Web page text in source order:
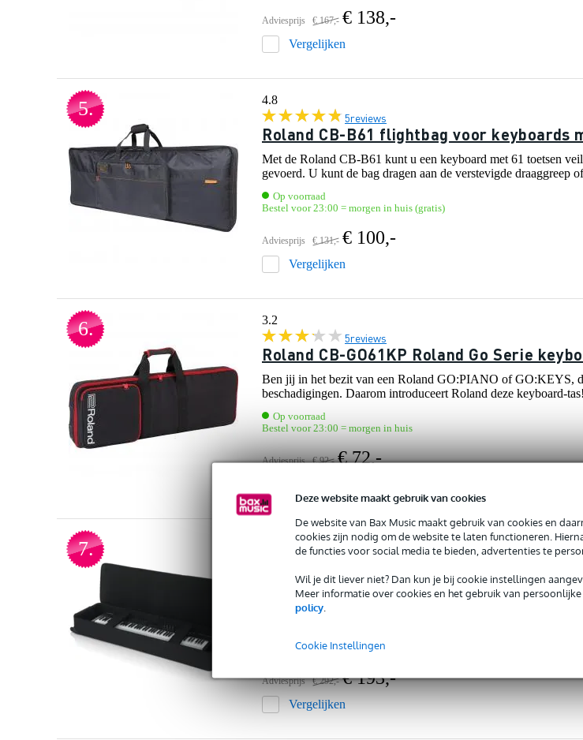
Deze website maakt gebruik van cookies
De website van Bax Music maakt gebruik van cookies en
cookies zijn nodig om de website te laten functioneren.
de functies voor social media te bieden, advertenties te
Wil je dit liever niet? Dan kun je bij cookie instellingen
Meer informatie over cookies en het gebruik van
policy.
Cookie Instellingen
Adviesprijs € 167,- € 138,-
Vergelijken
5. 4.8
5reviews
Roland CB-B61 flightbag voor keyboards
Met de Roland CB-B61 kunt u een keyboard met 61 toetsen
gevoerd. U kunt de bag dragen aan de verstevigde draaggreep
Op voorraad
Bestel voor 23:00 = morgen in huis (gratis)
Adviesprijs € 131,- € 100,-
Vergelijken
6. 3.2
5reviews
Roland CB-GO61KP Roland Go Serie
Ben jij in het bezit van een Roland GO:PIANO of GO:KEYS,
beschadigingen. Daarom introduceert Roland deze keyboard-tas!
Op voorraad
Bestel voor 23:00 = morgen in huis
Adviesprijs € 92,- € 72,-
7. 9reviews
Gator Cases GK-88 softcase voor 88-
De Gator GK-88 zachte koffer voor 88-toetsen keyboard
vast en dankzij de wieltjes is de GK-88 ook in trolley-stijl te
Bestel voor 23:00 = morgen in huis (gratis)
Adviesprijs € 292,- € 193,-
Vergelijken